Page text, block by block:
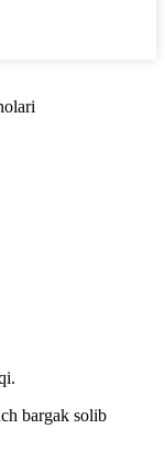
bargak solib